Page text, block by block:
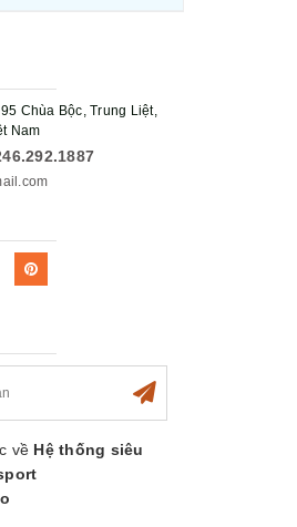
Chùa Bộc, Trung Liệt,
Nam
về Hệ thống siêu